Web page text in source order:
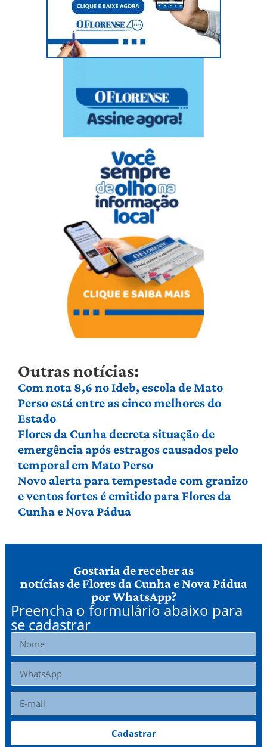
Outras notícias:
Com nota 8,6 no Ideb, escola de Mato
Perso está entre as cinco melhores do
Estado
Flores da Cunha decreta situação de
emergência após estragos causados pelo
temporal em Mato Perso
Novo alerta para tempestade com granizo
e ventos fortes é emitido para Flores da
Cunha e Nova Pádua
Gostaria de receber as
notícias de Flores da Cunha e Nova Pádua
por WhatsApp?
Preencha o formulário abaixo para
se cadastrar
Cadastrar